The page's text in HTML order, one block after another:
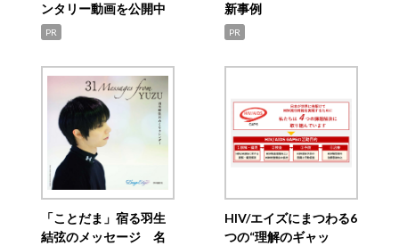
ンタリー動画を公開中
PR
新事例
PR
「ことだま」宿る羽生
結弦のメッセージ 名
HIV/エイズにまつわる6
つの“理解のギャッ